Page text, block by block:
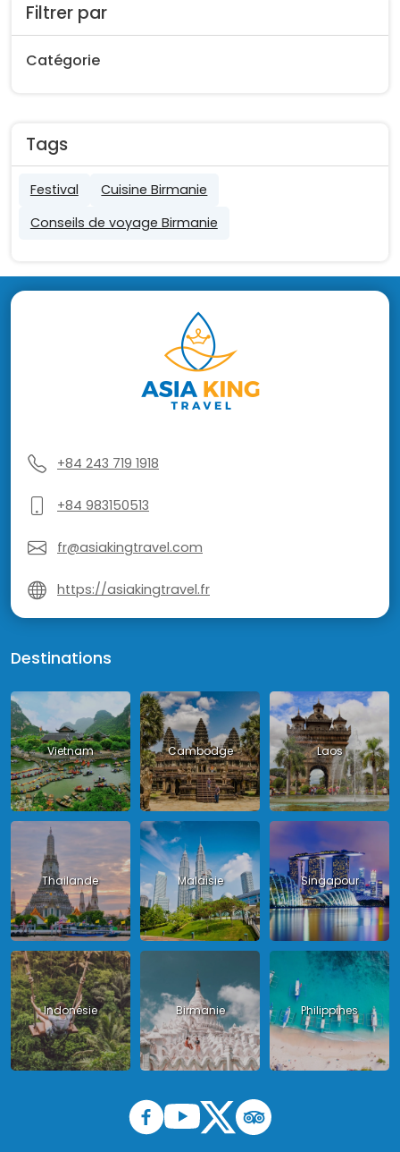
Filtrer par
Catégorie
Tags
Festival
Cuisine Birmanie
Conseils de voyage Birmanie
+84 243 719 1918
+84 983150513
fr@asiakingtravel.com
https://asiakingtravel.fr
Destinations
Vietnam Cambodge Laos
Thailande Malaisie Singapour
Indonésie Birmanie Philippines